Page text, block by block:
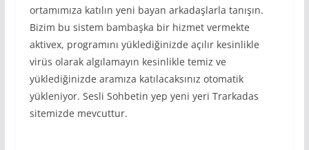
ortamımıza katılın yeni bayan arkadaşlarla tanışın.
Bizim bu sistem bambaşka bir hizmet vermekte
aktivex, programını yüklediğinizde açılır kesinlikle
virüs olarak algılamayın kesinlikle temiz ve
yüklediğinizde aramıza katılacaksınız otomatik
yükleniyor. Sesli Sohbetin yep yeni yeri Trarkadas
sitemizde mevcuttur.